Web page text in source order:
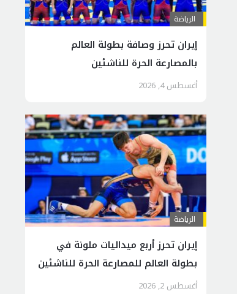
الرياضة
إيران تحرز وصافة بطولة العالم
بالمصارعة الحرة للناشئين
أغسطس 4, 2026
الرياضة
إيران تحرز أربع ميداليات ملونة في
بطولة العالم للمصارعة الحرة للناشئين
أغسطس 2, 2026